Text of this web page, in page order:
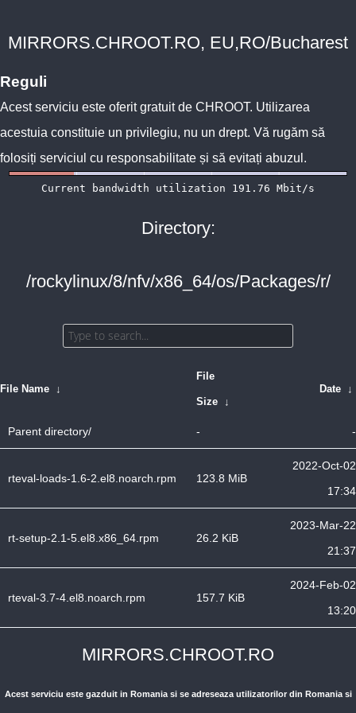
MIRRORS.CHROOT.RO, EU,RO/Bucharest
Reguli
Acest serviciu este oferit gratuit de CHROOT. Utilizarea
acestuia constituie un privilegiu, nu un drept. Vă rugăm să
folosiți serviciul cu responsabilitate și să evitați abuzul.
Directory:
/rockylinux/8/nfv/x86_64/os/Packages/r/
File Name ↓
File
Size ↓
Date ↓
Parent directory/ - -
rteval-loads-1.6-2.el8.noarch.rpm 123.8 MiB
2022-Oct-02
17:34
rt-setup-2.1-5.el8.x86_64.rpm 26.2 KiB
2023-Mar-22
21:37
rteval-3.7-4.el8.noarch.rpm 157.7 KiB
2024-Feb-02
13:20
MIRRORS.CHROOT.RO
Acest serviciu este gazduit in Romania si se adreseaza utilizatorilor din Romania si